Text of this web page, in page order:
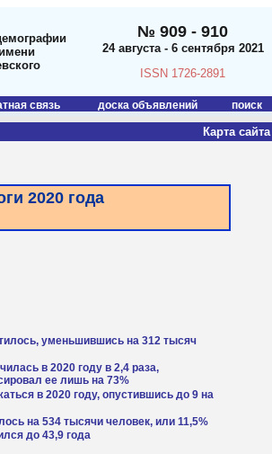
№ 909 - 910
24 августа - 6 сентября 2021
ISSN 1726-2891
связь доска объявлений поиск
Карта сайта
2020 года
уменьшившись на 312 тысяч
в 2020 году в 2,4 раза,
ее лишь на 73%
в 2020 году, опустившись до 9 на
на 534 тысячи человек, или 11,5%
до 43,9 года